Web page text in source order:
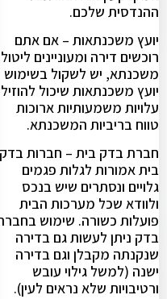
ההנדסית שלכם.
יועץ משכנתאות – אם אתם
רוכשים דירה ומעוניינים ליטול
משכנתא, יש לשקול בשימוש
יועץ משכנתאות שיכול להוזיל
עלויות משמעותיות ארוכות
טווח בריביות המשכנתא.
חברת בדק בית – חברות בדק
בית אמורות לגלות פגמים
גלויים ונסתרים שיש בנכס
ולוודא שכל מערכות הבית
פועלות כשורה. שימוש בחברת
בדק ניתן לעשות גם בדירה
שנקנתה מקבלן וגם בדירה
ישנה (למשל גילוי עובש
ורטיבויות שלא נראים לעין).